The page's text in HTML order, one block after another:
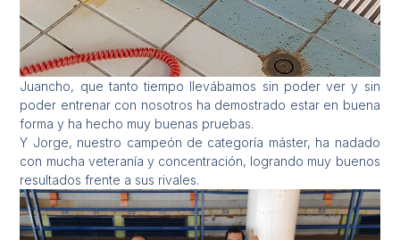
Juancho, que tanto tiempo llevábamos sin poder ver y sin
poder entrenar con nosotros ha demostrado estar en buena
forma y ha hecho muy buenas pruebas.
Y Jorge, nuestro campeón de categoría máster, ha nadado
con mucha veteranía y concentración, logrando muy buenos
resultados frente a sus rivales.